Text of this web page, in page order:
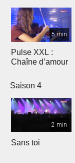
5 min
Pulse XXL :
Chaîne d’amour
Saison 4
2 min
Sans toi